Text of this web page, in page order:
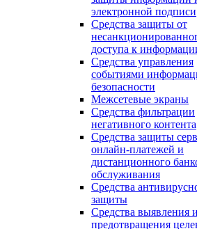
электронной подписи
Средства защиты от
доступа к
Средства управления
событиями
безопасности
Межсетевые экраны
Средства фильтрации
негативного контента
Средства защиты
онлайн-платежей и
дистанционного
обслуживания
Средства
защиты
Средства выявления и
предотвращения